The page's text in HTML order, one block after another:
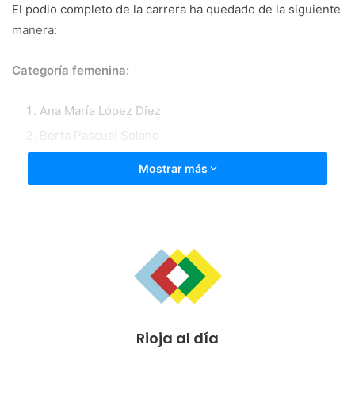
El podio completo de la carrera ha quedado de la siguiente
manera:
Categoría femenina:
Ana María López Díez
Berta Pascual Solano
Víctor Sevilla Piñeiro
Benjamín Arias Ciruelo
Mostrar más
Rioja al día